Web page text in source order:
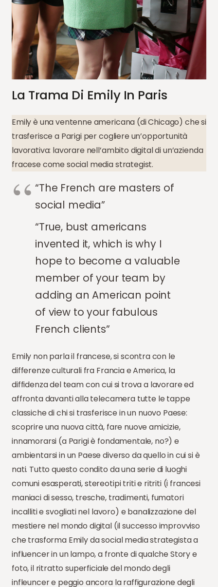
La Trama Di Emily In Paris
Emily è una ventenne americana (di Chicago) che si
trasferisce a Parigi per cogliere un’opportunità
lavorativa: lavorare nell’ambito digital di un’azienda
fracese come social media strategist.
“The French are masters of
social media”
“True, bust americans
invented it, which is why I
hope to become a valuable
member of your team by
adding an American point
of view to your fabulous
French clients”
Emily non parla il francese, si scontra con le
differenze culturali fra Francia e America, la
diffidenza del team con cui si trova a lavorare ed
affronta davanti alla telecamera tutte le tappe
classiche di chi si trasferisce in un nuovo Paese:
scoprire una nuova città, fare nuove amicizie,
innamorarsi (a Parigi è fondamentale, no?) e
ambientarsi in un Paese diverso da quello in cui si è
nati. Tutto questo condito da una serie di luoghi
comuni esasperati, stereotipi triti e ritriti (i francesi
maniaci di sesso, tresche, tradimenti, fumatori
incalliti e svogliati nel lavoro) e banalizzazione del
mestiere nel mondo digital (il successo improvviso
che trasforma Emily da social media strategista a
influencer in un lampo, a fronte di qualche Story e
foto, il ritratto superficiale del mondo degli
infleuncer e peggio ancora la raffigurazione degli